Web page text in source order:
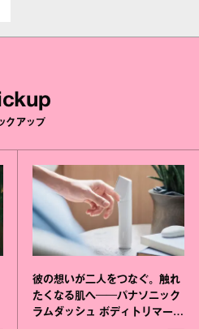
クアップ
彼の想いが二人をつなぐ。触れ
たくなる肌へ──パナソニック
ラムダッシュ ボディトリマーが